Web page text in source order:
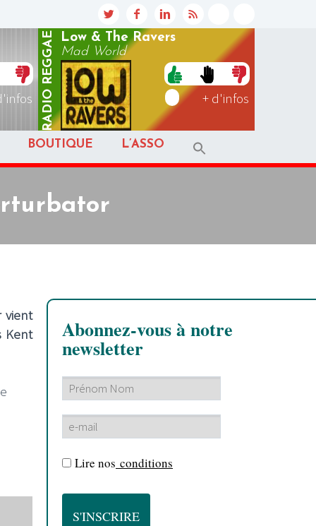
RADIO
REGGAE
Low & The Ravers
Mad World
+ d'infos
BOUTIQUE L’ASSO
vient
Kent
Abonnez-vous à notre
newsletter
Lire nos conditions